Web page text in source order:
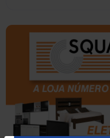
Bom Jesus da Lapa
Boquira
Botuporã
Brasil